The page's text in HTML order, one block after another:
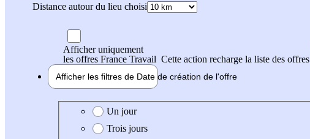
Distance autour du lieu choisi
Afficher uniquement
les offres France Travail Cette action recharge la liste des offres
Afficher les filtres de Date de création de l'offre
Date de création de l'offre
Un jour
Trois jours